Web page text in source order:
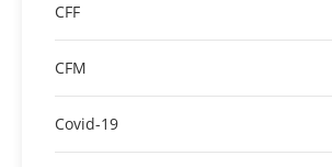
CFF
CFM
Covid-19